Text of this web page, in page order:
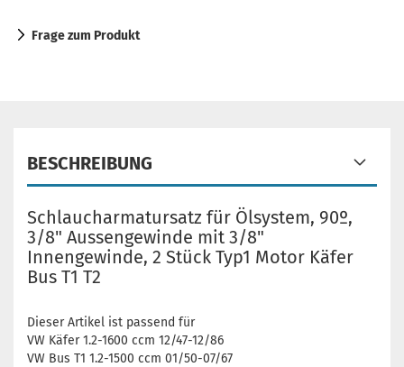
Frage zum Produkt
BESCHREIBUNG
Schlaucharmatursatz für Ölsystem, 90º,
3/8" Aussengewinde mit 3/8"
Innengewinde, 2 Stück Typ1 Motor Käfer
Bus T1 T2
Dieser Artikel ist passend für
VW Käfer 1.2-1600 ccm 12/47-12/86
VW Bus T1 1.2-1500 ccm 01/50-07/67